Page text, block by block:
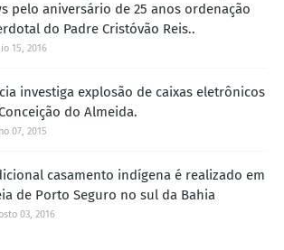
pelo aniversário de 25 anos ordenação
do Padre Cristóvão Reis..
15, 2016
investiga explosão de caixas eletrônicos
do Almeida.
07, 2015
casamento indígena é realizado em
de Porto Seguro no sul da Bahia
03, 2016